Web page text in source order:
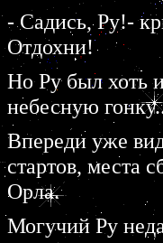
- Садись, Ру!-
Отдохни!
Но Ру был хоть
небесную
Впереди уже
стартов, места
Орла.
Могучий Ру